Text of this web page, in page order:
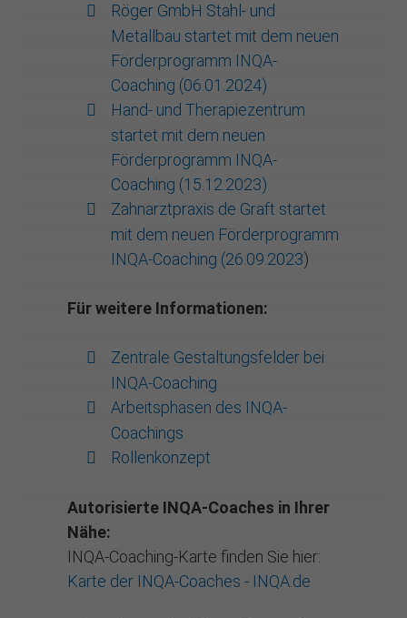
Röger GmbH Stahl- und
Metallbau startet mit dem neuen
Förderprogramm INQA-
Coaching (06.01.2024)
Hand- und Therapiezentrum
startet mit dem neuen
Förderprogramm INQA-
Coaching (15.12.2023)
Zahnarztpraxis de Graft startet
mit dem neuen Förderprogramm
INQA-Coaching (26.09.2023)
Für weitere Informationen:
Zentrale Gestaltungsfelder bei
INQA-Coaching
Arbeitsphasen des INQA-
Coachings
Rollenkonzept
Autorisierte INQA-Coaches in Ihrer
Nähe:
INQA-Coaching-Karte finden Sie hier:
Karte der INQA-Coaches - INQA.de